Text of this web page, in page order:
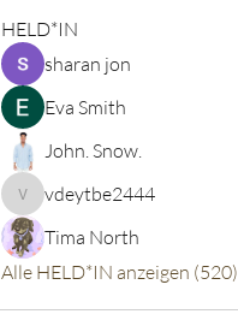
HELD*IN
sharan jon
Eva Smith
John. Snow.
vdeytbe2444
vdeytbe2444
Tima North
Alle HELD*IN anzeigen (520)